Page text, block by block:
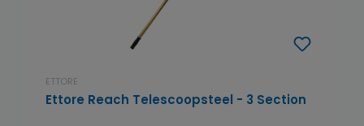
ETTORE
Ettore Reach Telescoopsteel - 3 Section